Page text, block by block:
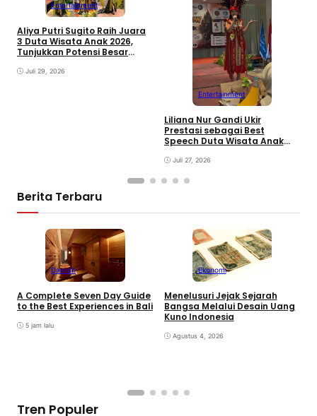
Entertainment
Aliya Putri Sugito Raih Juara
3 Duta Wisata Anak 2026,
Tunjukkan Potensi Besar
Indonesia
Juli 29, 2026
Entertainment
Liliana Nur Gandi Ukir
Prestasi sebagai Best
Speech Duta Wisata Anak
Muda
Juli 27, 2026
Berita Terbaru
Daerah
A Complete Seven Day Guide
to the Best Experiences in Bali
5 jam lalu
Ekonomi
Menelusuri Jejak Sejarah
Bangsa Melalui Desain Uang
Kuno Indonesia
Agustus 4, 2026
Tren Populer